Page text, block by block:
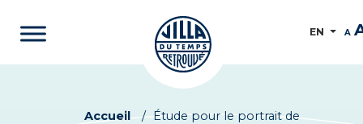
EN A
Accueil / Étude pour le portrait de